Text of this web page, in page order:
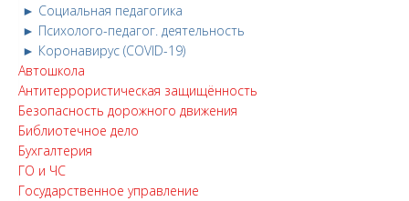
► Социальная педагогика
► Психолого-педагог. деятельность
► Коронавирус (COVID-19)
Автошкола
Антитеррористическая защищённость
Безопасность дорожного движения
Библиотечное дело
Бухгалтерия
ГО и ЧС
Государственное управление